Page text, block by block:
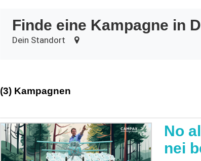
Finde eine Kampagne in
Dein Standort
(3) Kampagnen
No
nei